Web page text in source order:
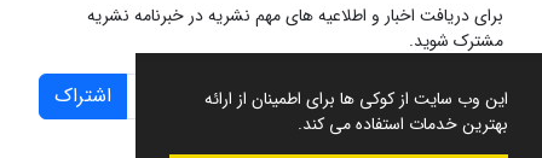
این وب سایت از کوکی ها برای اطمینان از ارائه
بهترین خدمات استفاده می کند.
برای دریافت اخبار و اطلاعیه های مهم نشریه در خبرنامه نشریه
مشترک شوید.
اشتراک